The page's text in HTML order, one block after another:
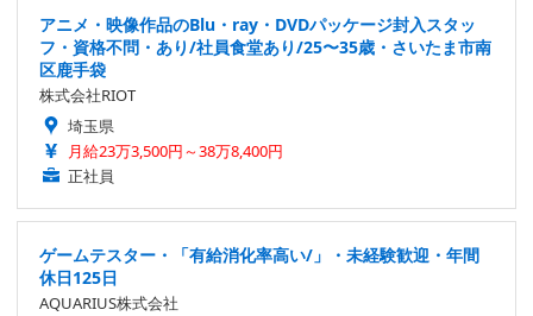
アニメ・映像作品のBlu・ray・DVDパッケージ封入スタッ
フ・資格不問・あり/社員食堂あり/25〜35歳・さいたま市南
区鹿手袋
株式会社RIOT
埼玉県
月給23万3,500円～38万8,400円
正社員
ゲームテスター・「有給消化率高い/」・未経験歓迎・年間
休日125日
AQUARIUS株式会社